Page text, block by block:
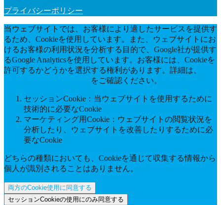
プライバシーポリシー
当ウェブサイトでは、お客様により適したサービスを提供す
るため、Cookieを使用しています。また、ウェブサイトにお
けるお客様の利用状況を分析する目的で、Google社が提供す
るGoogle Analyticsを使用しています。お客様には、Cookieを
許可するかどうかを選択する権利があります。詳細は、
をご確認ください。
セッションCookie：当ウェブサイトを使用するために
技術的に必要なCookie
マーケティング用Cookie：ウェブサイトの閲覧状況を
分析したり、ウェブサイトを改善したりするために必
要なCookie
どちらの種類においても、Cookieを通じて収集する情報から
個人が識別されることはありません。
両方のCookie使用に同意する
セッションCookieの使用にのみ同意する